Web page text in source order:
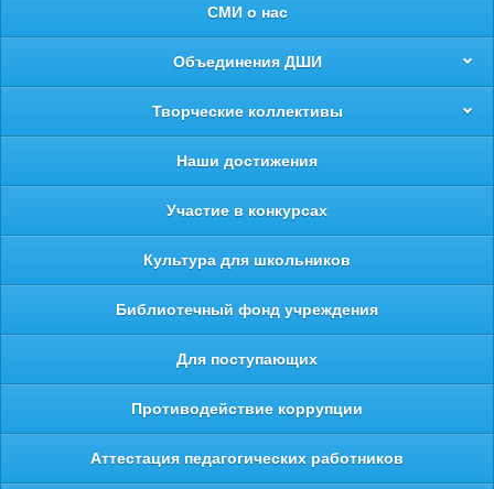
СМИ о нас
Объединения ДШИ
Творческие коллективы
Наши достижения
Участие в конкурсах
Культура для школьников
Библиотечный фонд учреждения
Для поступающих
Противодействие коррупции
Аттестация педагогических работников